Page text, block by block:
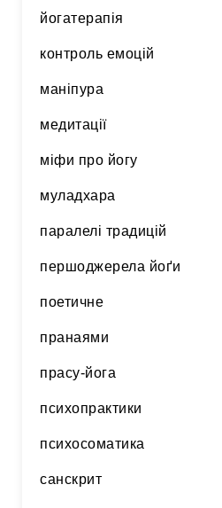
йогатерапія
контроль емоцій
маніпура
медитації
міфи про йогу
муладхара
паралелі традицій
першоджерела йоґи
поетичне
пранаями
прасу-йога
психопрактики
психосоматика
санскрит